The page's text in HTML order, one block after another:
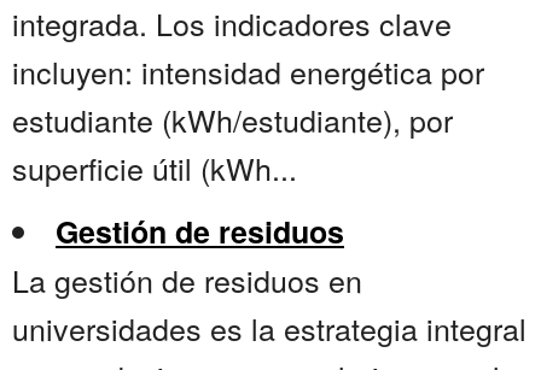
integrada. Los indicadores clave
incluyen: intensidad energética por
estudiante (kWh/estudiante), por
superficie útil (kWh...
Gestión de residuos
La gestión de residuos en
universidades es la estrategia integral